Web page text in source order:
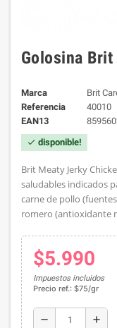
Golosina
Marca
Brit
Referencia
40010
EAN13
check disponible!
Brit Meaty Jerky
saludables indicados
carne de pollo
romero (antioxidante
$5.990
Impuestos incluidos
Precio ref.: $75/gr
remove add